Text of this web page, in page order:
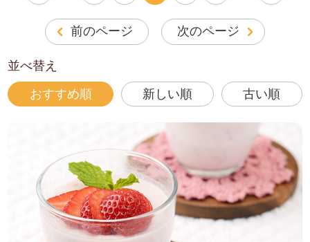
前のページ 次のページ
並べ替え
おすすめ順 新しい順 古い順